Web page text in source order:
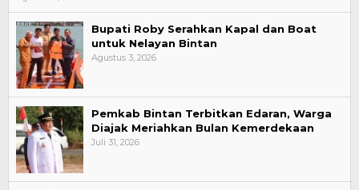
Bupati Roby Serahkan Kapal dan Boat
untuk Nelayan Bintan
Agustus 3, 2026
Pemkab Bintan Terbitkan Edaran, Warga
Diajak Meriahkan Bulan Kemerdekaan
Juli 31, 2026